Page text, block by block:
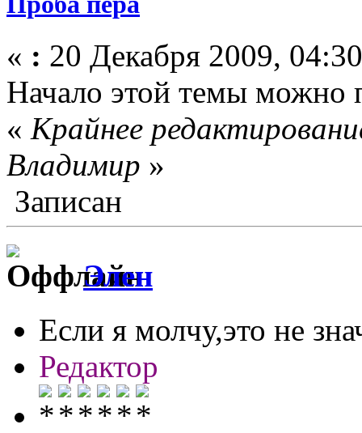
« : 20 Декабря 2009,
Начало этой темы можно
« Крайнее
Влaдимир »
Записан
Элен
Если я молчу,это не
Редактор